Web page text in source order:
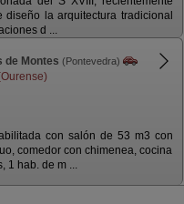
diseño la arquitectura tradicional
d ...
de Montes (Pontevedra)
con salón de 53 m3 con
comedor con chimenea, cocina
1 hab. de m ...